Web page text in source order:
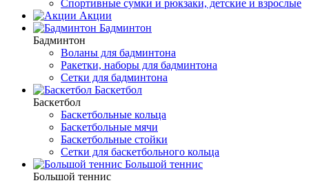
Спортивные сумки и рюкзаки, детские и взрослые
Акции
Бадминтон
Бадминтон
Воланы для бадминтона
Ракетки, наборы для бадминтона
Сетки для бадминтона
Баскетбол
Баскетбол
Баскетбольные кольца
Баскетбольные мячи
Баскетбольные стойки
Сетки для баскетбольного кольца
Большой теннис
Большой теннис